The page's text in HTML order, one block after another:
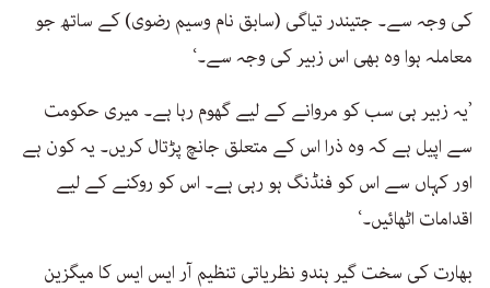
کی وجہ سے۔ جتیندر تیاگی (سابق نام وسیم رضوی) کے ساتھ جو
معاملہ ہوا وہ بھی اس زبیر کی وجہ سے۔‘
’یہ زبیر ہی سب کو مروانے کے لیے گھوم رہا ہے۔ میری حکومت
سے اپیل ہے کہ وہ ذرا اس کے متعلق جانچ پڑتال کریں۔ یہ کون ہے
اور کہاں سے اس کو فنڈنگ ہو رہی ہے۔ اس کو روکنے کے لیے
اقدامات اٹھائیں۔‘
بھارت کی سخت گیر ہندو نظریاتی تنظیم آر ایس ایس کا میگزین